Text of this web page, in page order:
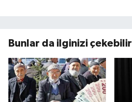
Bunlar da ilginizi çekebilir